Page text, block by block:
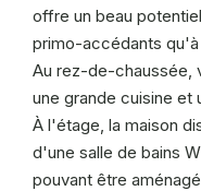
offre un beau
primo-accédants
Au rez-de-chaussée,
une grande cuisine et
À l'étage, la maison
d'une salle de bains
pouvant être